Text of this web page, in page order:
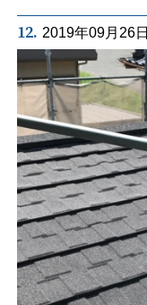
12. 2019年09月26日